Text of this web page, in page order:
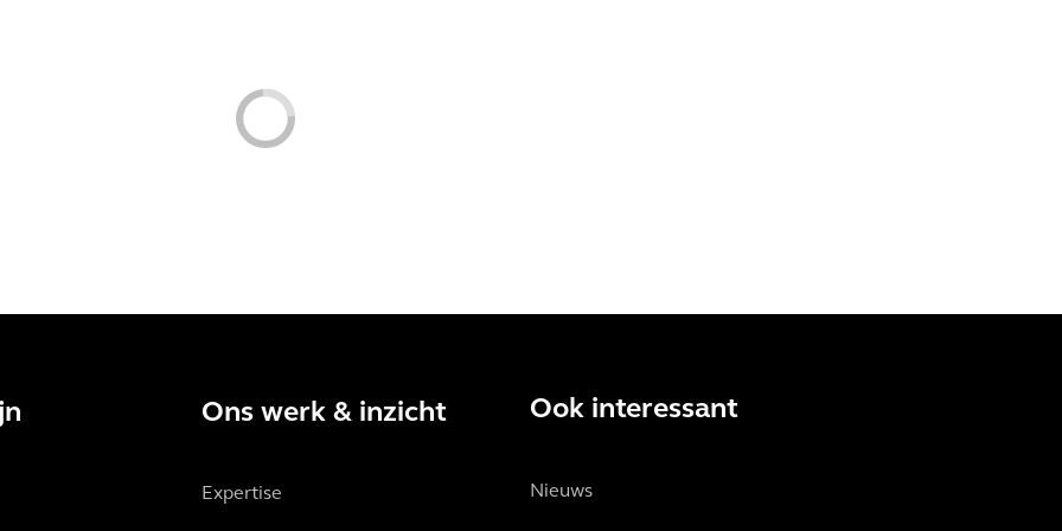
Ons werk & inzicht
Expertise
Ook interessant
Nieuws